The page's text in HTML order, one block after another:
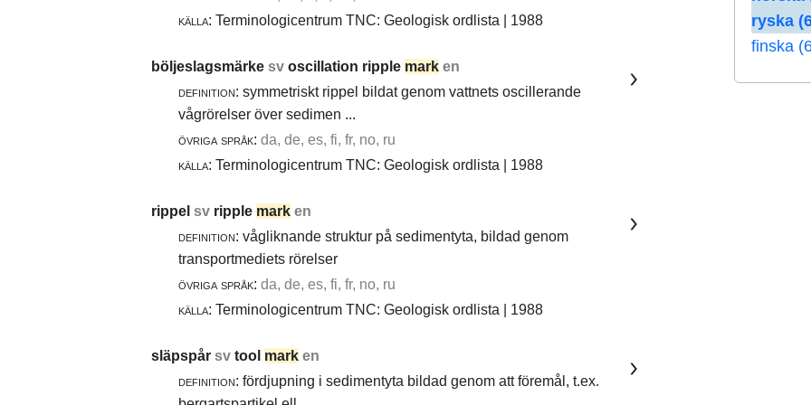
ryska
finska
källa: Terminologicentrum TNC: Geologisk ordlista | 1988
böljeslagsmärke sv oscillation ripple mark en
definition: symmetriskt rippel bildat genom vattnets oscillerande
vågrörelser över sedimen ...
övriga språk: da, de, es, fi, fr, no, ru
källa: Terminologicentrum TNC: Geologisk ordlista | 1988
rippel sv ripple mark en
definition: vågliknande struktur på sedimentyta, bildad genom
transportmediets rörelser
övriga språk: da, de, es, fi, fr, no, ru
källa: Terminologicentrum TNC: Geologisk ordlista | 1988
släpspår sv tool mark en
definition: fördjupning i sedimentyta bildad genom att föremål, t.ex.